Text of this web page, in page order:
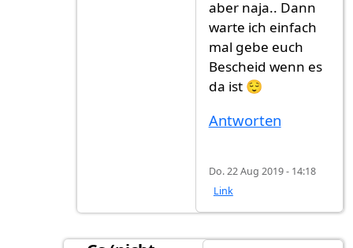
aber naja.. Dann
warte ich einfach
mal gebe euch
Bescheid wenn es
da ist 😌
Antworten
Do. 22 Aug 2019 - 14:18
Link